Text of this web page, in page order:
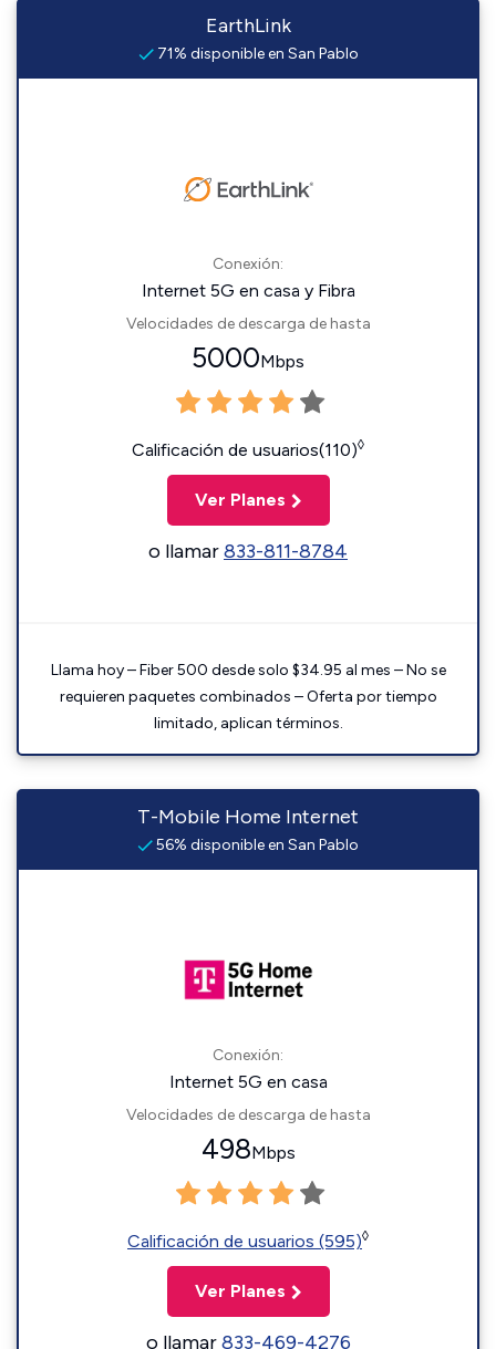
EarthLink
71% disponible en San Pablo
Conexión:
Internet 5G en casa y Fibra
Velocidades de descarga de hasta
5000Mbps
Calificación de usuarios(110)◊
Ver Planes
o llamar833-811-8784
Llama hoy – Fiber 500 desde solo $34.95 al mes – No se
requieren paquetes combinados – Oferta por tiempo
limitado, aplican términos.
T-Mobile Home Internet
56% disponible en San Pablo
Conexión:
Internet 5G en casa
Velocidades de descarga de hasta
498Mbps
Calificación de usuarios (595)◊
Ver Planes
o llamar833-469-4276